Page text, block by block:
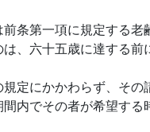
条第一項に規定する老
、六十五歳に達する前
定にかかわらず、その
内でその者が希望する